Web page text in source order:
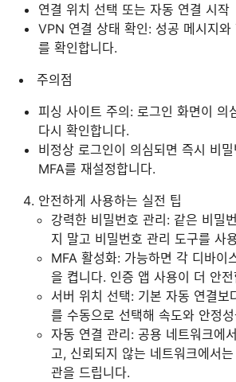
연결 위치 선택 또는 자동 연결 시작
VPN 연결 상태 확인: 성공 메시지
를 확인합니다.
주의점
피싱 사이트 주의: 로그인 화면이 의
다시 확인합니다.
비정상 로그인이 의심되면 즉시 비
MFA를 재설정합니다.
안전하게 사용하는 실전 팁
강력한 비밀번호 관리: 같은 비밀
지 말고 비밀번호 관리 도구를 사
MFA 활성화: 가능하면 각 디바이
을 켭니다. 인증 앱 사용이 더 안전
서버 위치 선택: 기본 자동 연결보
를 수동으로 선택해 속도와 안정
자동 연결 관리: 공용 네트워크에
고, 신뢰되지 않는 네트워크에서
관을 드립니다.